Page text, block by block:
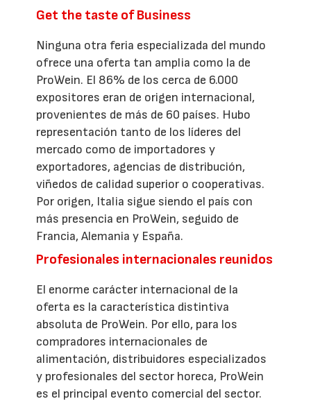
Get the taste of Business
Ninguna otra feria especializada del mundo
ofrece una oferta tan amplia como la de
ProWein. El 86% de los cerca de 6.000
expositores eran de origen internacional,
provenientes de más de 60 países. Hubo
representación tanto de los líderes del
mercado como de importadores y
exportadores, agencias de distribución,
viñedos de calidad superior o cooperativas.
Por origen, Italia sigue siendo el país con
más presencia en ProWein, seguido de
Francia, Alemania y España.
Profesionales internacionales reunidos
El enorme carácter internacional de la
oferta es la característica distintiva
absoluta de ProWein. Por ello, para los
compradores internacionales de
alimentación, distribuidores especializados
y profesionales del sector horeca, ProWein
es el principal evento comercial del sector.